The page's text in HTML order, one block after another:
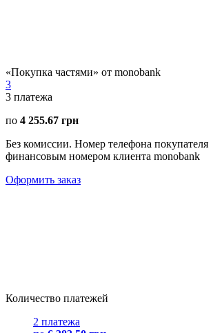
«Покупка частями» от monobank
3
3 платежа
по 4 255.67 грн
Без комиссии. Номер телефона покупателя
финансовым номером клиента monobank
Оформить заказ
Количество платежей
2 платежа